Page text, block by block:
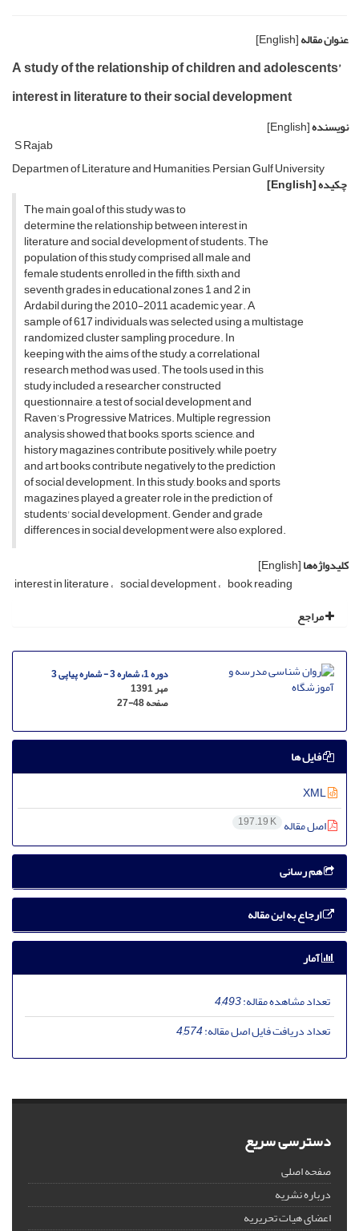
عنوان مقاله[English]
A study of the relationship of children and adolescents’
interest in literature to their social development
نویسنده[English]
S Rajab
Departmen of Literature and Humanities, Persian Gulf University
چکیده[English]
The main goal of this study was to
determine the relationship between interest in
literature and social development of students. The
population of this study comprised all male and
female students enrolled in the fifth, sixth and
seventh grades in educational zones 1 and 2 in
Ardabil during the 2010-2011 academic year. A
sample of 617 individuals was selected using a multistage
randomized cluster sampling procedure. In
keeping with the aims of the study, a correlational
research method was used. The tools used in this
study included a researcher constructed
questionnaire, a test of social development and
Raven’s Progressive Matrices. Multiple regression
analysis showed that books, sports, science, and
history magazines contribute positively, while poetry
and art books contribute negatively to the prediction
of social development. In this study, books and sports
magazines played a greater role in the prediction of
students' social development. Gender and grade
differences in social development were also explored.
کلیدواژه‌ها[English]
interest in literature social development book reading
مراجع
دوره 1، شماره 3 - شماره پیاپی 3
مهر 1391
صفحه27-48
فایل ها
اصل مقاله 197.19 K
هم رسانی
ارجاع به این مقاله
آمار
تعداد مشاهده مقاله:4,493
تعداد دریافت فایل اصل مقاله:4,574
دسترسی سریع
صفحه اصلی
درباره نشریه
اعضای هیات تحریریه